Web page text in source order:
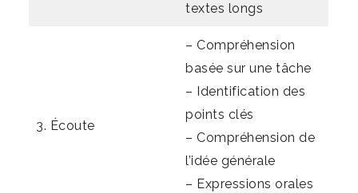
textes longs
3. Écoute
– Compréhension
basée sur une tâche
– Identification des
points clés
– Compréhension de
l’idée générale
– Expressions orales